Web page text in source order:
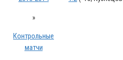
»
Контрольные
матчи